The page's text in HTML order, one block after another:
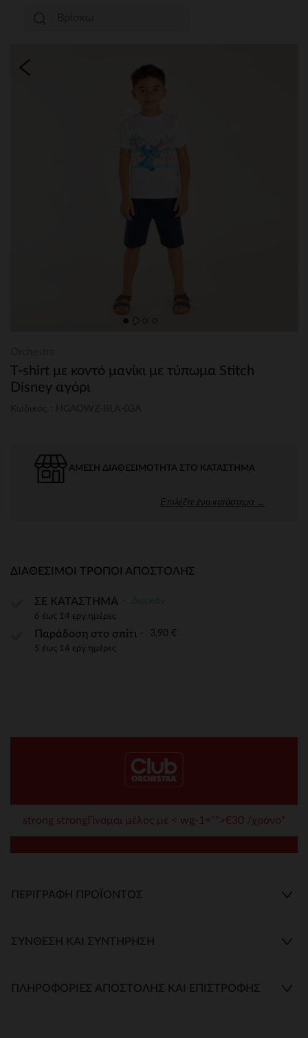
T-shirt με κοντό μανίκι με τύπωμα Stitch
Disney αγόρι
ΆΜΕΣΗ ΔΙΑΘΕΣΙΜΌΤΗΤΑ ΣΤΟ ΚΑΤΆΣΤΗΜΑ
Επιλέξτε ένα κατάστημα →
ΔΙΑΘΈΣΙΜΟΙ ΤΡΌΠΟΙ ΑΠΟΣΤΟΛΉΣ
ΣΕ ΚΑΤΑΣΤΗΜΑ
6 έως 14 εργ.ημέρες
Παράδοση στο σπίτι 3,90 €
5 έως 14 εργ.ημέρες
strong strongΓίνομαι μέλος με < wg-1="">€30 /χρόνο*
ΠΕΡΙΓΡΑΦΉ ΠΡΟΪΌΝΤΟΣ
ΣΎΝΘΕΣΗ ΚΑΙ ΣΥΝΤΉΡΗΣΗ
ΠΛΗΡΟΦΟΡΊΕΣ ΑΠΟΣΤΟΛΉΣ ΚΑΙ ΕΠΙΣΤΡΟΦΉΣ